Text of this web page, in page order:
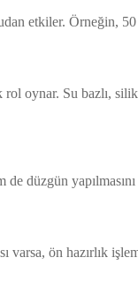
etkiler. Örneğin,
oynar. Su bazlı,
de düzgün
varsa, ön hazırlık